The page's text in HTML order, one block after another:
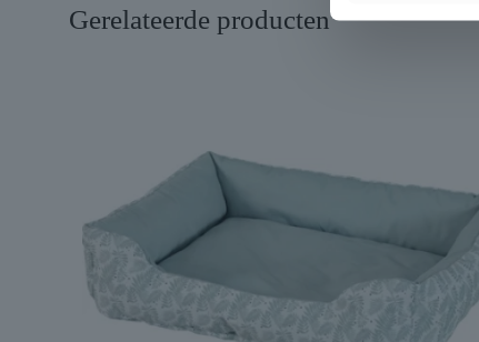
Gerelateerde producten